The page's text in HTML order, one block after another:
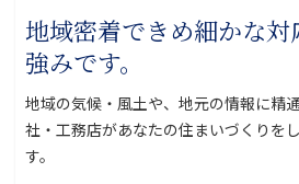
地域密着できめ細かな対
強みです。
地域の気候・風土や、地元の情報に精
社・工務店があなたの住まいづくりを
す。